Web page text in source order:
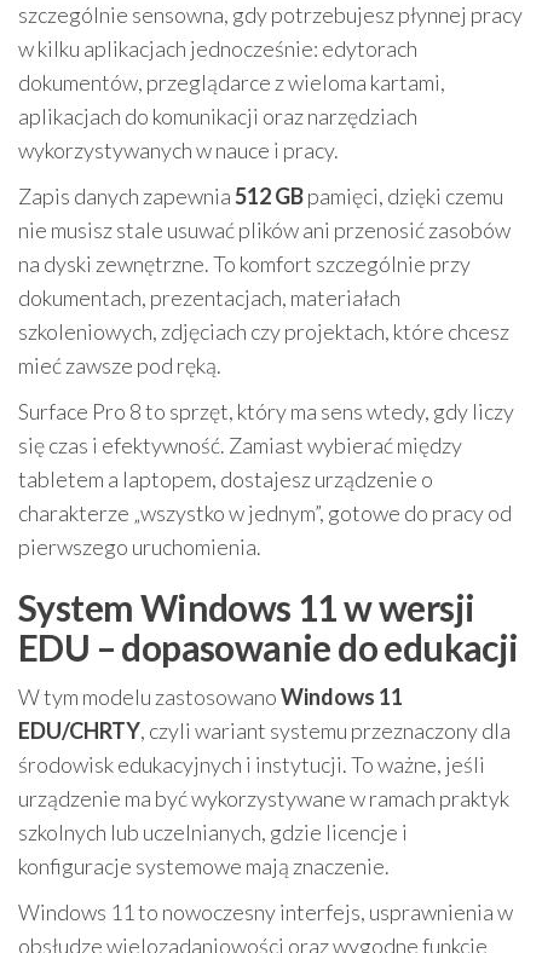
szczególnie sensowna, gdy potrzebujesz płynnej pracy
w kilku aplikacjach jednocześnie: edytorach
dokumentów, przeglądarce z wieloma kartami,
aplikacjach do komunikacji oraz narzędziach
wykorzystywanych w nauce i pracy.
Zapis danych zapewnia512 GBpamięci, dzięki czemu
nie musisz stale usuwać plików ani przenosić zasobów
na dyski zewnętrzne. To komfort szczególnie przy
dokumentach, prezentacjach, materiałach
szkoleniowych, zdjęciach czy projektach, które chcesz
mieć zawsze pod ręką.
Surface Pro 8 to sprzęt, który ma sens wtedy, gdy liczy
się czas i efektywność. Zamiast wybierać między
tabletem a laptopem, dostajesz urządzenie o
charakterze „wszystko w jednym”, gotowe do pracy od
pierwszego uruchomienia.
System Windows 11 w wersji
EDU – dopasowanie do edukacji
W tym modelu zastosowanoWindows 11
EDU/CHRTY, czyli wariant systemu przeznaczony dla
środowisk edukacyjnych i instytucji. To ważne, jeśli
urządzenie ma być wykorzystywane w ramach praktyk
szkolnych lub uczelnianych, gdzie licencje i
konfiguracje systemowe mają znaczenie.
Windows 11 to nowoczesny interfejs, usprawnienia w
obsłudze wielozadaniowości oraz wygodne funkcje